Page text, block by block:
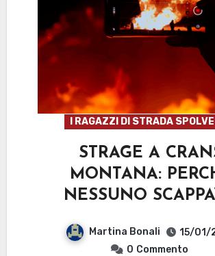
I RAGAZZI DI STRADA
STRAGE A
MONTANA:
NESSUNO
Martina Bonali
15/01/
0 Commento